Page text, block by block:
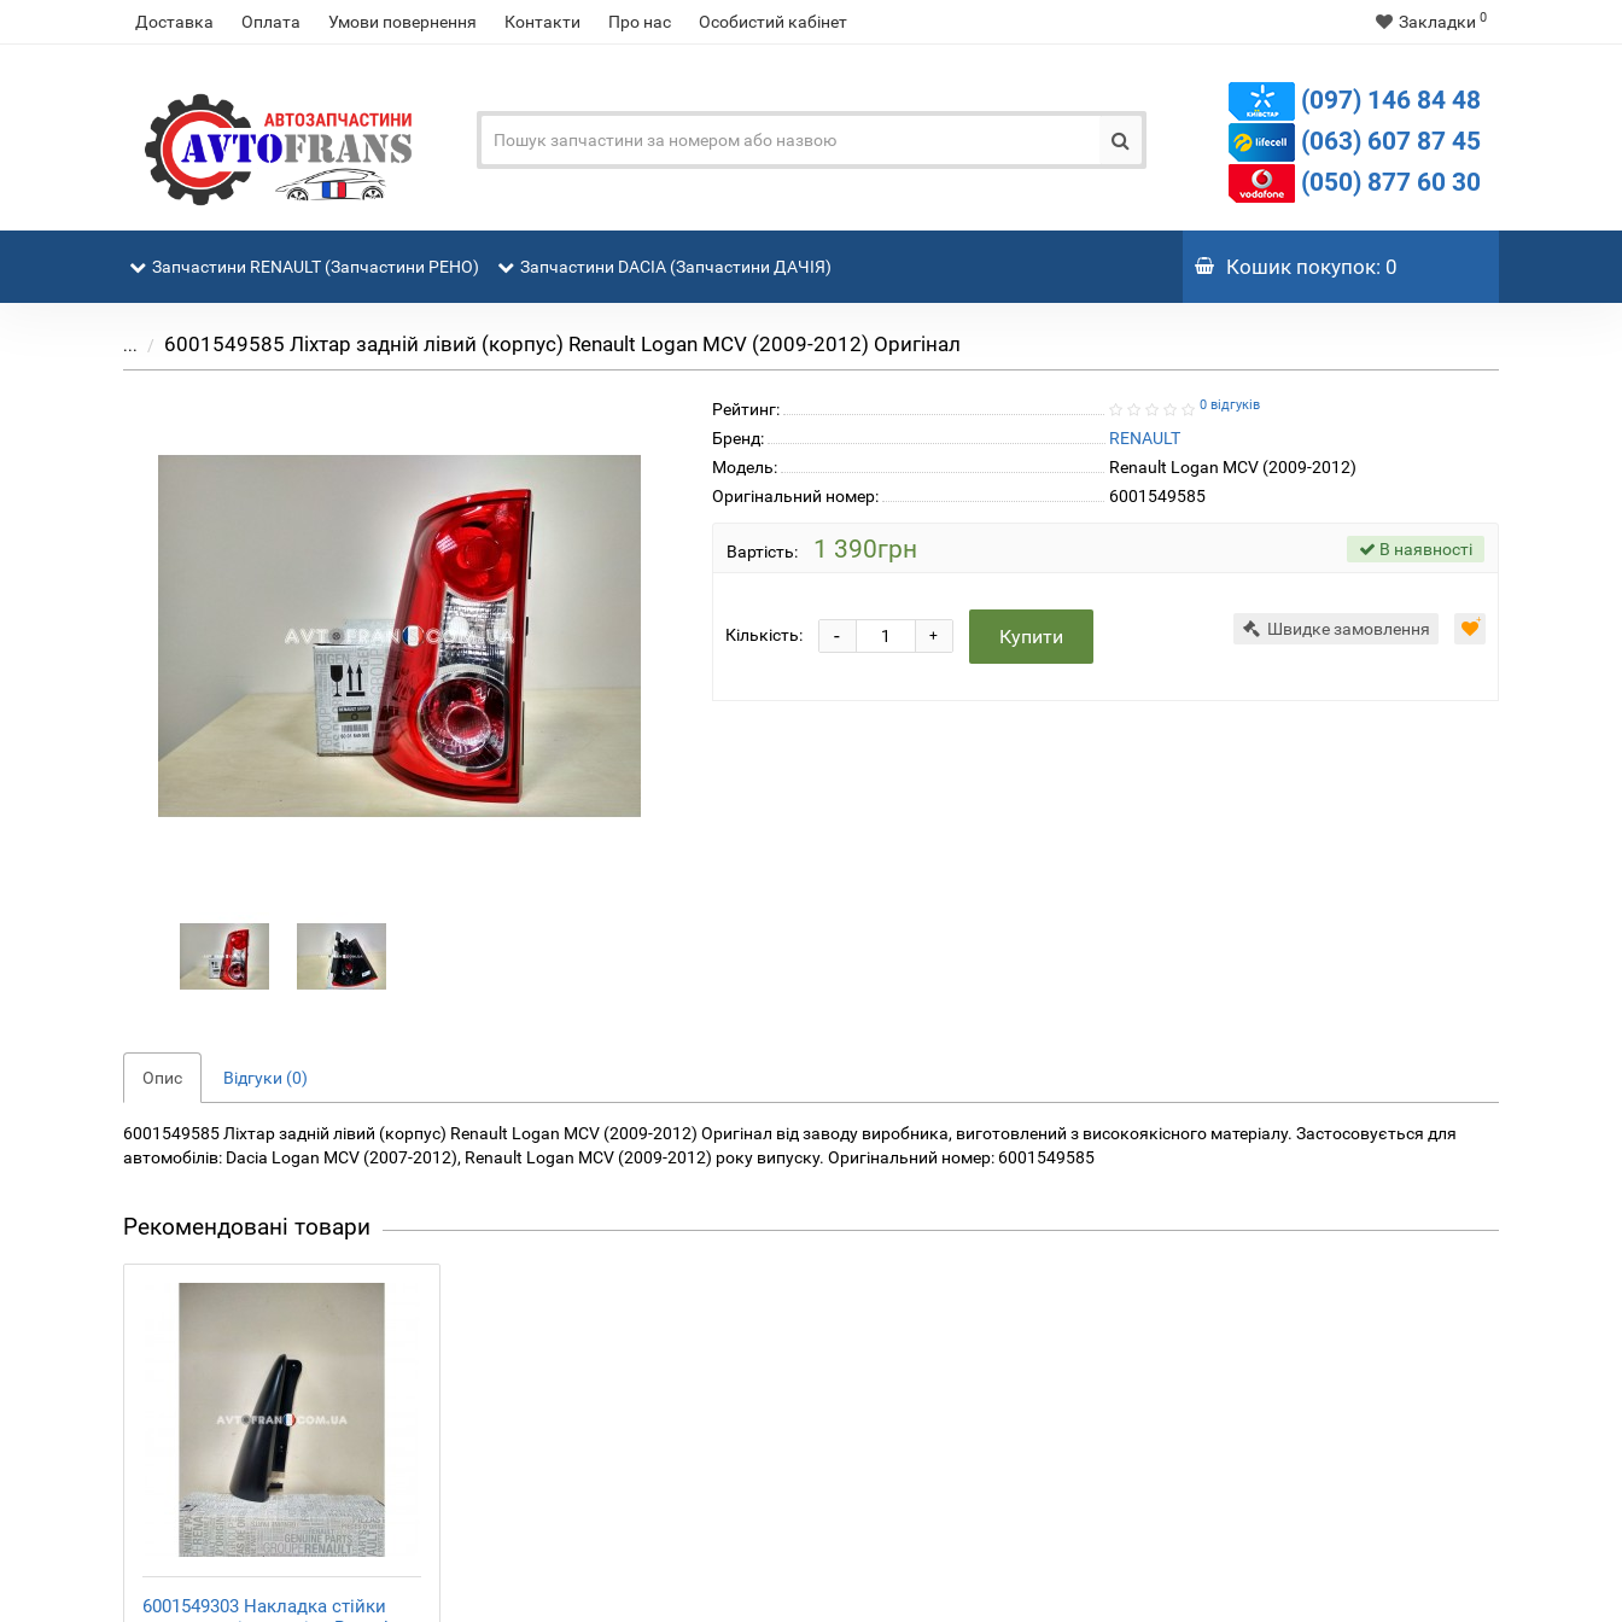
Доставка Оплата Умови повернення Контакти Про нас Особистий кабінет Закладки 0
(097) 146 84 48
(063) 607 87 45
(050) 877 60 30
Запчастини RENAULT (Запчастини РЕНО) Запчастини DACIA (Запчастини ДАЧІЯ) Кошикпокупок: 0
... 6001549585 Ліхтар задній лівий (корпус) Renault Logan MCV (2009-2012) Оригінал
Рейтинг: 0 відгуків
Бренд:
RENAULT
Модель:
Renault Logan MCV (2009-2012)
Оригінальний номер:
6001549585
Вартість: 1 390грн В наявності
Кількість: +
- Купити Швидке замовлення
Опис Відгуки (0)
6001549585 Ліхтар задній лівий (корпус) Renault Logan MCV (2009-2012) Оригінал від заводу виробника, виготовлений з високоякісного матеріалу. Застосовується для
автомобілів: Dacia Logan MCV (2007-2012), Renault Logan MCV (2009-2012) року випуску. Оригінальний номер: 6001549585
Рекомендовані товари
6001549303 Накладка стійки